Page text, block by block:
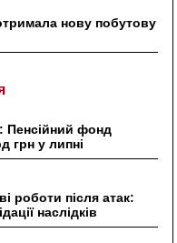
нову побутову
Пенсійний фонд
грн у липні
роботи після атак:
наслідків